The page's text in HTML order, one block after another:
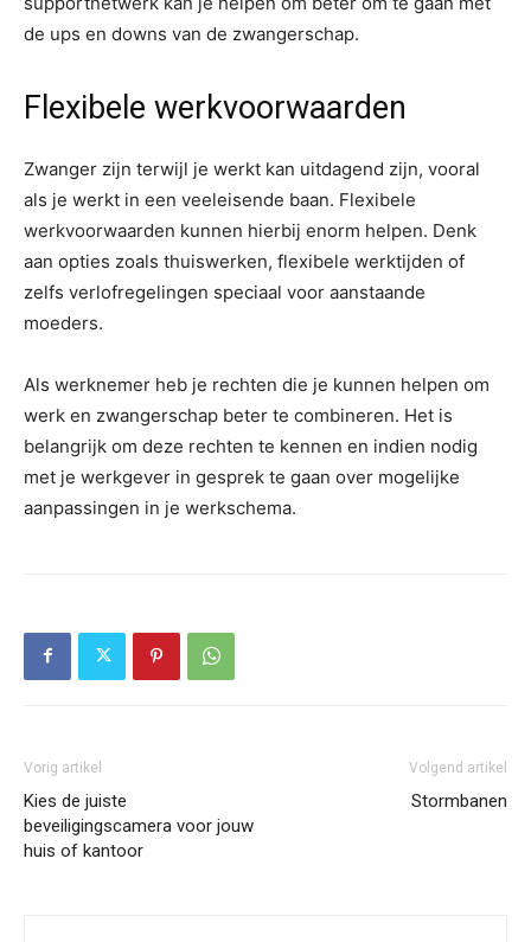
de ups en downs van de zwangerschap.
Flexibele werkvoorwaarden
Zwanger zijn terwijl je werkt kan uitdagend zijn, vooral
als je werkt in een veeleisende baan. Flexibele
werkvoorwaarden kunnen hierbij enorm helpen. Denk
aan opties zoals thuiswerken, flexibele werktijden of
zelfs verlofregelingen speciaal voor aanstaande
moeders.
Als werknemer heb je rechten die je kunnen helpen om
werk en zwangerschap beter te combineren. Het is
belangrijk om deze rechten te kennen en indien nodig
met je werkgever in gesprek te gaan over mogelijke
aanpassingen in je werkschema.
Vorig artikel
Kies de juiste
beveiligingscamera voor jouw
huis of kantoor
Volgend artikel
Stormbanen